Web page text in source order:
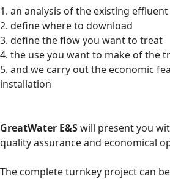
1. an analysis of the existing effluent
2. define where to download
3. define the flow you want to treat
4. the use you want to make of the
5. and we carry out the economic
installation
GreatWater E&Swill present you
quality assurance and economical
The complete turnkey project can